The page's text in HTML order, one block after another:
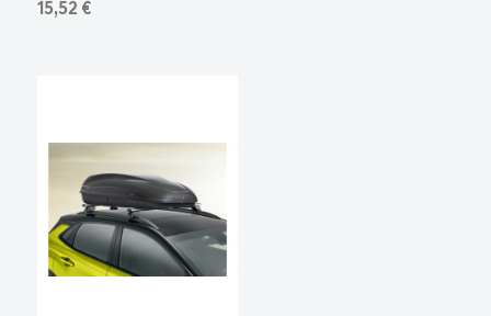
15,52 €